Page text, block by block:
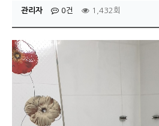
관리자 0건 1,432회